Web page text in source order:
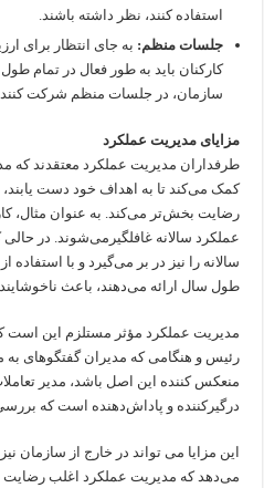
استفاده کنند، نظر داشته باشند.
جلسات منظم: به جای انتظار برای
کارکنان باید به طور فعال در تمام
سازمان، در جلسات منظم شرکت کنند.
مزایای مدیریت عملکرد
طرفداران مدیریت عملکرد معتقدند که
کمک می‌کند تا به اهداف خود دست یابند،
رضایت بخش‌تر می‌کند. به عنوان مثال،
عملکرد سالانه غافلگیرمی‌شوند. در
سالانه را نیز در بر می‌گیرد و با استفاده
طول سال ارائه می‌دهند، باعث
مدیریت عملکرد مؤثر مستلزم این است
رئیس و هنگامی که مدیران گفتگوهای به
منعکس کننده این اصل باشد، مدیر
درگیرکننده و پاداش‌دهنده است که
این مزایا می تواند در خارج از سازمان
می‌دهد که مدیریت عملکرد اغلب رضایت